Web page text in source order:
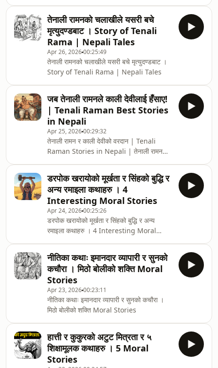
लोककथा हो जसले ह
तेनाली रामनको चलाखीले यसरी बचे
मृत्युदण्डबाट । Story of Tenali
Rama | Nepali Tales
Apr 26, 202600:25:49
तेनाली रामनको चलाखीले यसरी बचे मृत्युदण्डबाट ।
Story of Tenali Rama | Nepali Tales
जब तेनाली रामनले काली देवीलाई हँसाए!
| Tenali Raman Best Stories
in Nepali
Apr 25, 202600:29:32
तेनाली रामन र काली देवीको वरदान | Tenali
Raman Stories in Nepali | तेनाली रामनको
Raman and Goddess Kali, Nepali
Moral Stories, Tealiram Stories in
Nepali, विजयनगरको बुद्धिमानी कवि, Nepali
Fairy Tales, तेनाली रामनका कथाहरू.
डरपोक खरायोको मूर्खता र सिंहको बुद्धि र
अन्य रमाइला कथाहरु । 4
Interesting Moral Stories
Apr 24, 202600:25:26
डरपोक खरायोको मूर्खता र सिंहको बुद्धि र अन्य
रमाइला कथाहरु । 4 Interesting Moral
नीतिका कथाः इमानदार व्यापारी र सुनको
कचौरा । मिठो बोलीको शक्ति Moral
Stories
Apr 23, 202600:23:11
नीतिका कथाः इमानदार व्यापारी र सुनको कचौरा ।
मिठो बोलीको शक्ति Moral Stories
हात्ती र कुकुरको अटुट मित्रता र ५
शिक्षामूलक कथाहरु । 5 Moral
Stories